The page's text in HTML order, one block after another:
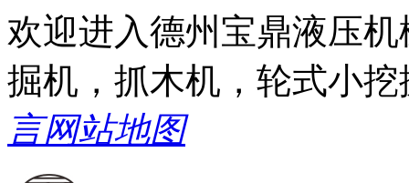
欢迎进入德州宝鼎液压
掘机，抓木机，轮式小
言网站地图